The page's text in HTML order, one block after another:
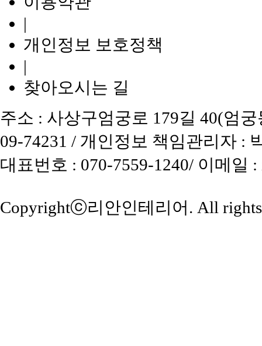
|
개인정보 보호정책
|
찾아오시는 길
주소 : 사상구엄궁로 179길 40(엄
09-74231 / 개인정보 책임관리자 :
대표번호 : 070-7559-1240/ 이메일
Copyrightⓒ리안인테리어 . All